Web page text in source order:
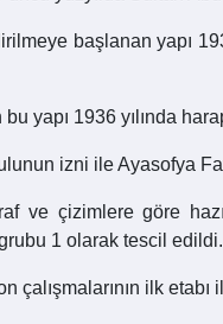
başlanan yapı
yapı 1936 yılında
izni ile Ayasofya
ve çizimlere göre
1 olarak tescil edildi.
çalışmalarının ilk